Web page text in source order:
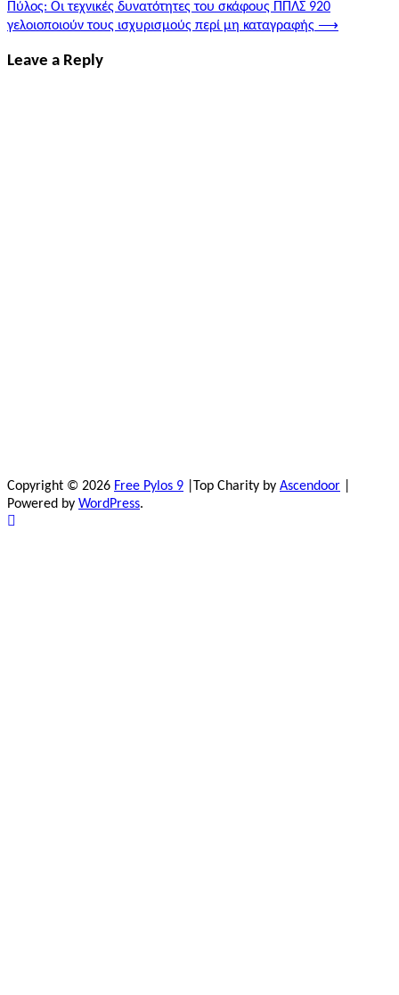
Πύλος: Οι τεχνικές δυνατότητες του σκάφους ΠΠΛΣ 920
γελοιοποιούν τους ισχυρισμούς περί μη καταγραφής ⟶
Leave a Reply
Copyright © 2026 Free Pylos 9 |Top Charity by Ascendoor
Powered by WordPress.